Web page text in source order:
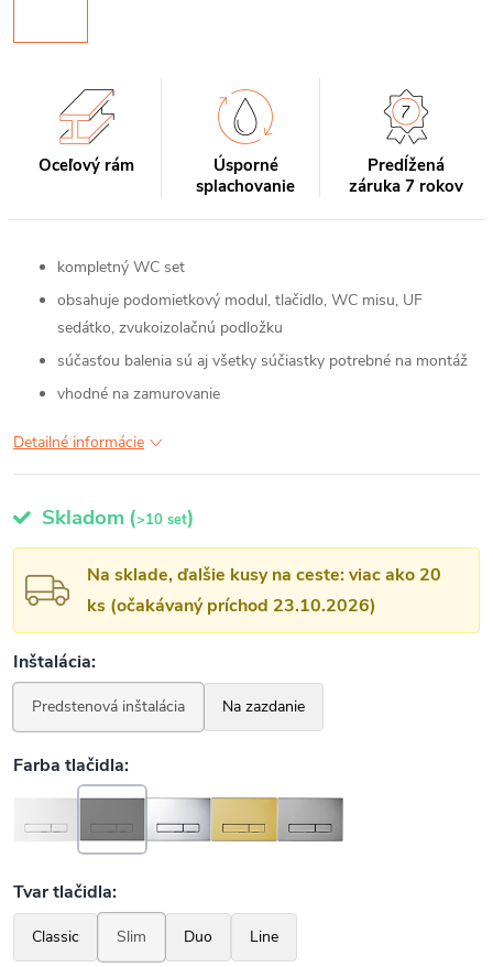
Oceľový rám
Úsporné
splachovanie
Predĺžená
záruka 7 rokov
kompletný WC set
obsahuje podomietkový modul, tlačidlo, WC misu, UF
sedátko, zvukoizolačnú podložku
súčasťou balenia sú aj všetky súčiastky potrebné na montáž
vhodné na zamurovanie
Detailné informácie
Skladom (>10 set)
Na sklade, ďalšie kusy na ceste: viac ako 20
ks (očakávaný príchod 23.10.2026)